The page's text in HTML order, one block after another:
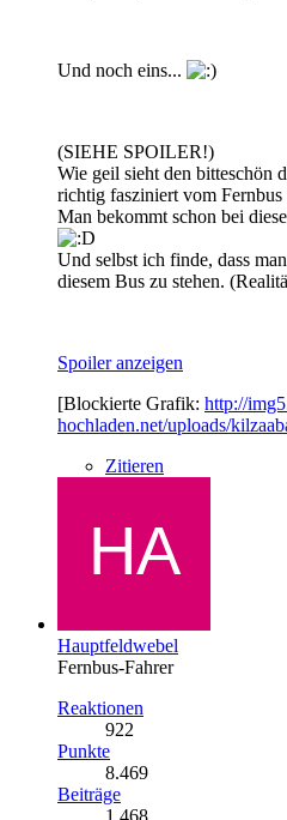
Und noch eins...
(SIEHE SPOILER!)
Wie geil sieht den bitteschön
richtig fasziniert vom
Man bekommt schon bei
Und selbst ich finde, dass
diesem Bus zu stehen.
Spoiler anzeigen
[Blockierte Grafik: http://
hochladen.net/uploads/
Zitieren
Hauptfeldwebel
Fernbus-Fahrer
Reaktionen
922
Punkte
8.469
Beiträge
1.468